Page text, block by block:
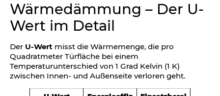
Wärmedämmung – Der U-
Wert im Detail
Der U-Wert misst die Wärmemenge, die pro
Quadratmeter Türfläche bei einem
Temperaturunterschied von 1 Grad Kelvin (1 K)
zwischen Innen- und Außenseite verloren geht.